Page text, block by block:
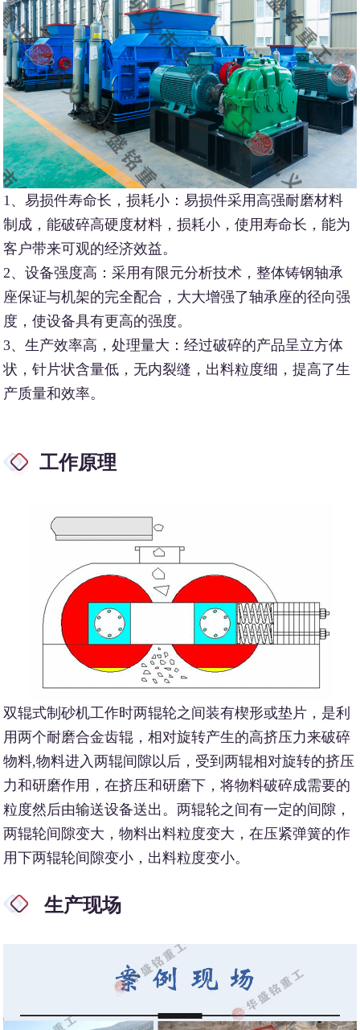
1、易损件寿命长，损耗小：易损件采用高强耐磨材料
制成，能破碎高硬度材料，损耗小，使用寿命长，能为
客户带来可观的经济效益。
2、设备强度高：采用有限元分析技术，整体铸钢轴承
座保证与机架的完全配合，大大增强了轴承座的径向强
度，使设备具有更高的强度。
3、生产效率高，处理量大：经过破碎的产品呈立方体
状，针片状含量低，无内裂缝，出料粒度细，提高了生
产质量和效率。
工作原理
双辊式制砂机工作时两辊轮之间装有楔形或垫片，是利
用两个耐磨合金齿辊，相对旋转产生的高挤压力来破碎
物料,物料进入两辊间隙以后，受到两辊相对旋转的挤压
力和研磨作用，在挤压和研磨下，将物料破碎成需要的
粒度然后由输送设备送出。两辊轮之间有一定的间隙，
两辊轮间隙变大，物料出料粒度变大，在压紧弹簧的作
用下两辊轮间隙变小，出料粒度变小。
生产现场